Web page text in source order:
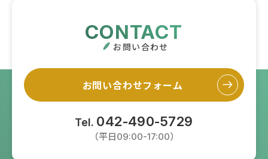
CONTACT
お問い合わせ
お問い合わせフォーム
Tel. 042-490-5729
（平日09:00-17:00）